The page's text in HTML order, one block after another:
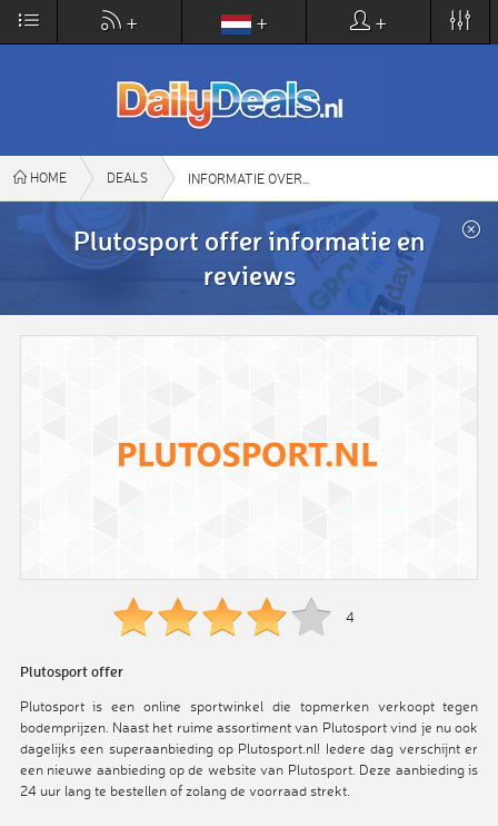
×
DailyDeals.nl
www.dailydeals.nl
VIEW
+ + +
HOME DEALS INFORMATIE OVER
Plutosport offer informatie en
reviews
4
Plutosport offer
Plutosport is een online sportwinkel die topmerken verkoopt tegen
bodemprijzen. Naast het ruime assortiment van Plutosport vind je nu ook
dagelijks een superaanbieding op Plutosport.nl! Iedere dag verschijnt er
een nieuwe aanbieding op de website van Plutosport. Deze aanbieding is
24 uur lang te bestellen of zolang de voorraad strekt.